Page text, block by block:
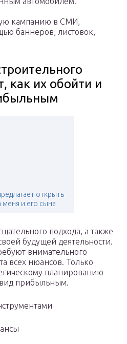
кампанию в СМИ,
баннеров, листовок,
как их обойти и
открыть
и его сына
подхода, а также
будущей деятельности.
внимательного
всех нюансов. Только
планированию
прибыльным.